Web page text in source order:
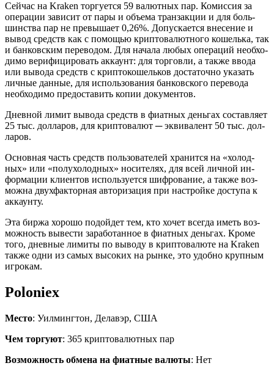
Сей­час на Kraken тор­гу­ет­ся 59 ва­лют­ных пар. Ко­мис­сия за
опе­ра­ции за­ви­сит от пары и объ­е­ма тран­зак­ции и для боль­
шин­ства пар не пре­вы­ша­ет 0,26%. До­пус­ка­ет­ся вне­се­ние и
вывод средств как с по­мо­щью крип­то­ва­лют­но­го ко­шель­ка, так
и бан­ков­ским пе­ре­во­дом. Для на­ча­ла любых опе­ра­ций необ­хо­
ди­мо ве­ри­фи­ци­ро­вать ак­ка­унт: для тор­гов­ли, а также ввода
или вы­во­да средств с крип­то­ко­шель­ков до­ста­точ­но ука­зать
лич­ные дан­ные, для ис­поль­зо­ва­ния бан­ков­ско­го пе­ре­во­да
необ­хо­ди­мо предо­ста­вить копии до­ку­мен­тов.
Днев­ной лимит вы­во­да средств в фи­ат­ных день­гах со­став­ля­ет
25 тыс. дол­ла­ров, для крип­то­ва­лют ─ эк­ви­ва­лент 50 тыс. дол­
ла­ров.
Ос­нов­ная часть средств поль­зо­ва­те­лей хра­нит­ся на «хо­лод­
ных» или «по­лу­хо­лод­ных» но­си­те­лях, для всей лич­ной ин­
фор­ма­ции кли­ен­тов ис­поль­зу­ет­ся шиф­ро­ва­ние, а также воз­
мож­на двух­фак­тор­ная ав­то­ри­за­ция при на­строй­ке до­сту­па к
ак­ка­ун­ту.
Эта биржа хо­ро­шо по­дой­дет тем, кто хочет все­гда иметь воз­
мож­ность вы­ве­сти за­ра­бо­тан­ное в фи­ат­ных день­гах. Кроме
того, днев­ные ли­ми­ты по вы­во­ду в крип­то­ва­лю­те на Kraken
также одни из самых вы­со­ких на рынке, это удоб­но круп­ным
иг­ро­кам.
Poloniex
Место: Уилмингтон, Делавэр, США
Чем торгуют: 365 криптовалютных пар
Возможность обмена на фиатные валюты: Нет